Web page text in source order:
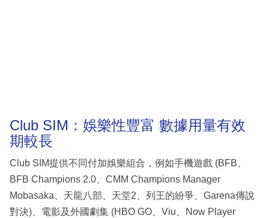
Club SIM：娛樂性豐富 數據用量有效
期較長
Club SIM提供不同付加娛樂組合，例如手機遊戲 (BFB、
BFB Champions 2.0、CMM Champions Manager
Mobasaka、天龍八部、天堂2、列王的紛爭、Garena傳說
對決)、電影及外國劇集 (HBO GO、Viu、Now Player